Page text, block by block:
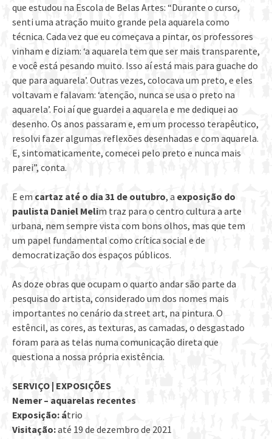
que estudou na Escola de Belas Artes: “Durante o curso,
senti uma atração muito grande pela aquarela como
técnica. Cada vez que eu começava a pintar, os professores
vinham e diziam: ‘a aquarela tem que ser mais transparente,
e você está pesando muito. Isso aí está mais para guache do
que para aquarela’. Outras vezes, colocava um preto, e eles
voltavam e falavam: ‘atenção, nunca se usa o preto na
aquarela’. Foi aí que guardei a aquarela e me dediquei ao
desenho. Os anos passaram e, em um processo terapêutico,
resolvi fazer algumas reflexões desenhadas e com aquarela.
E, sintomaticamente, comecei pelo preto e nunca mais
parei”, conta.
E em cartaz até o dia 31 de outubro, a exposição do
paulista Daniel Melim traz para o centro cultura a arte
urbana, nem sempre vista com bons olhos, mas que tem
um papel fundamental como crítica social e de
democratização dos espaços públicos.
As doze obras que ocupam o quarto andar são parte da
pesquisa do artista, considerado um dos nomes mais
importantes no cenário da street art, na pintura. O
estêncil, as cores, as texturas, as camadas, o desgastado
foram para as telas numa comunicação direta que
questiona a nossa própria existência.
SERVIÇO | EXPOSIÇÕES
Nemer – aquarelas recentes
Exposição: átrio
Visitação:até 19 de dezembro de 2021